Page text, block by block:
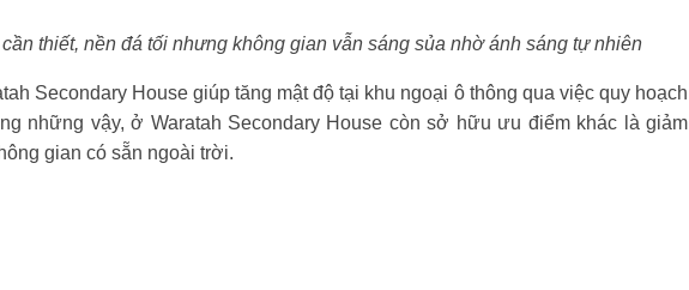
thiết, nền đá tối nhưng không gian vẫn sáng sủa nhờ ánh sáng tự nhiên
Secondary House giúp tăng mật độ tại khu ngoại ô thông qua việc quy hoạch
những vậy, ở Waratah Secondary House còn sở hữu ưu điểm khác là giảm
gian có sẵn ngoài trời.